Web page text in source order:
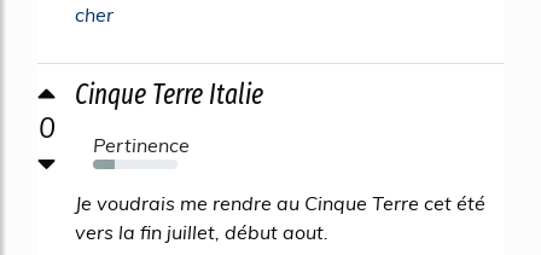
cher
0
Cinque Terre Italie
Pertinence
25%
Je voudrais me rendre au Cinque Terre cet été
vers la fin juillet, début aout.